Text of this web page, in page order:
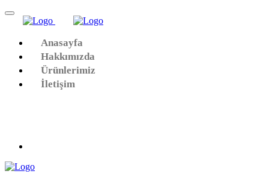
Anasayfa
Hakkımızda
Ürünlerimiz
İletişim